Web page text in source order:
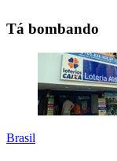
Tá bombando
Brasil